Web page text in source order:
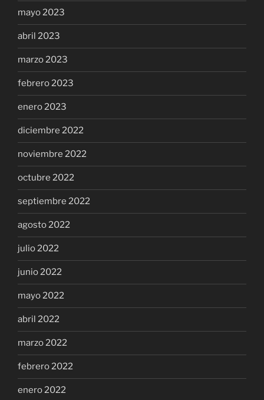
mayo 2023
abril 2023
marzo 2023
febrero 2023
enero 2023
diciembre 2022
noviembre 2022
octubre 2022
septiembre 2022
agosto 2022
julio 2022
junio 2022
mayo 2022
abril 2022
marzo 2022
febrero 2022
enero 2022